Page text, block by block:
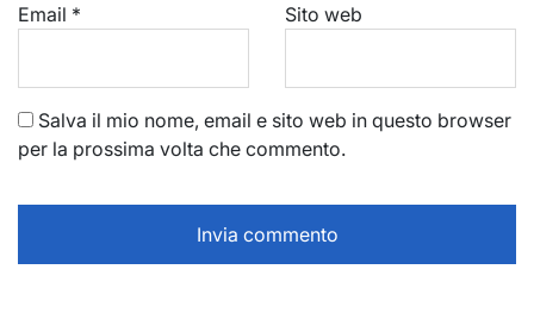
Email * Sito web
Salva il mio nome, email e sito web in questo browser
per la prossima volta che commento.